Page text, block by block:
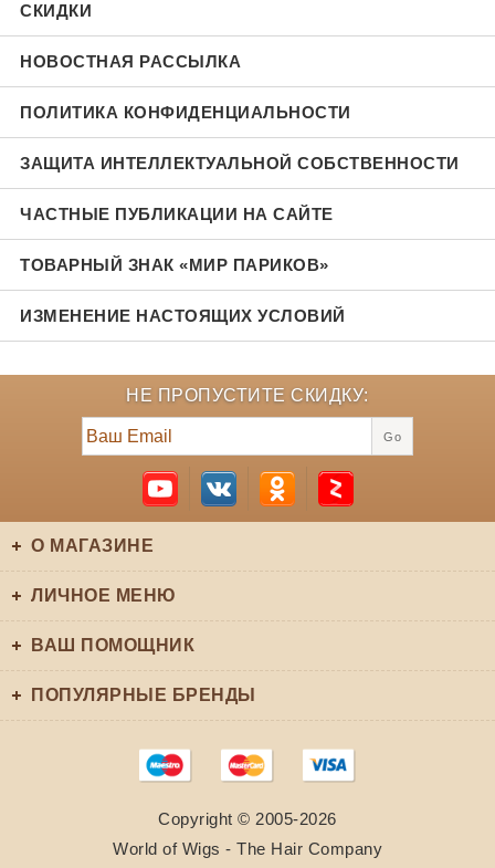
СКИДКИ
НОВОСТНАЯ РАССЫЛКА
ПОЛИТИКА КОНФИДЕНЦИАЛЬНОСТИ
ЗАЩИТА ИНТЕЛЛЕКТУАЛЬНОЙ СОБСТВЕННОСТИ
ЧАСТНЫЕ ПУБЛИКАЦИИ НА САЙТЕ
ТОВАРНЫЙ ЗНАК «МИР ПАРИКОВ»
ИЗМЕНЕНИЕ НАСТОЯЩИХ УСЛОВИЙ
НЕ ПРОПУСТИТЕ СКИДКУ:
Go
О МАГАЗИНЕ
ЛИЧНОЕ МЕНЮ
ВАШ ПОМОЩНИК
ПОПУЛЯРНЫЕ БРЕНДЫ
Copyright © 2005-2026
World of Wigs - The Hair Company